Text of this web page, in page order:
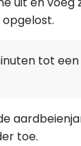
tot
toe.